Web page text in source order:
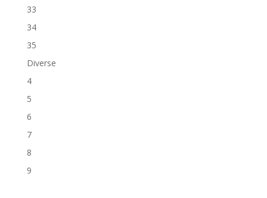
33
34
35
Diverse
4
5
6
7
8
9